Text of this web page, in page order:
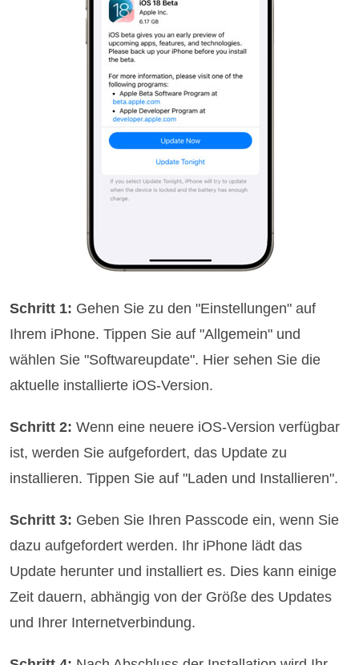
Schritt 1: Gehen Sie zu den "Einstellungen" auf
Ihrem iPhone. Tippen Sie auf "Allgemein" und
wählen Sie "Softwareupdate". Hier sehen Sie die
aktuelle installierte iOS-Version.
Schritt 2: Wenn eine neuere iOS-Version verfügbar
ist, werden Sie aufgefordert, das Update zu
installieren. Tippen Sie auf "Laden und Installieren".
Schritt 3: Geben Sie Ihren Passcode ein, wenn Sie
dazu aufgefordert werden. Ihr iPhone lädt das
Update herunter und installiert es. Dies kann einige
Zeit dauern, abhängig von der Größe des Updates
und Ihrer Internetverbindung.